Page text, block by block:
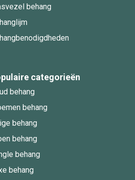
behang
categorieën
behang
behang
behang
behang
behang
behang